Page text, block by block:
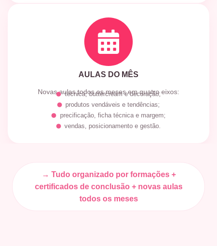
AULAS DO MÊS
Novas aulas todos os meses em quatro eixos:
técnica, buttercream e decoração;
produtos vendáveis e tendências;
precificação, ficha técnica e margem;
vendas, posicionamento e gestão.
→ Tudo organizado por formações +
certificados de conclusão + novas aulas
todos os meses